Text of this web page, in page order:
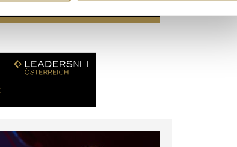
Funktionen für soziale Medien anbieten zu können
weiter. Unsere Partner führen diese Informationen
haben oder die sie im Rahmen Ihrer Nutzung